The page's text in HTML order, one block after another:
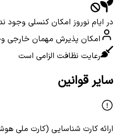
در ایام نوروز امکان کنسلی وجود
امکان پذیرش مهمان خارجی
رعایت نظافت الزامی است
سایر قوانین
ارائه کارت شناسایی (کارت ملی